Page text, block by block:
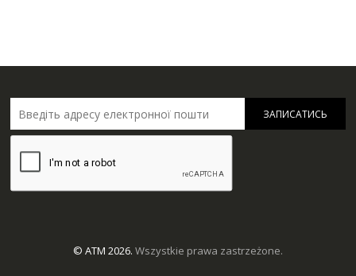
ЗАПИСАТИСЬ
© ATM 2026. Wszystkie prawa zastrzeżone.